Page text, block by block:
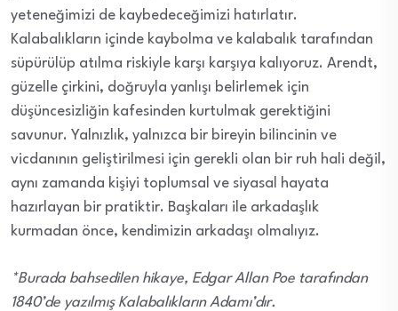
yeteneğimizi de kaybedeceğimizi hatırlatır.
Kalabalıkların içinde kaybolma ve kalabalık tarafından
süpürülüp atılma riskiyle karşı karşıya kalıyoruz. Arendt,
güzelle çirkini, doğruyla yanlışı belirlemek için
düşüncesizliğin kafesinden kurtulmak gerektiğini
savunur. Yalnızlık, yalnızca bir bireyin bilincinin ve
vicdanının geliştirilmesi için gerekli olan bir ruh hali değil,
aynı zamanda kişiyi toplumsal ve siyasal hayata
hazırlayan bir pratiktir. Başkaları ile arkadaşlık
kurmadan önce, kendimizin arkadaşı olmalıyız.
*Burada bahsedilen hikaye, Edgar Allan Poe tarafından
1840’de yazılmış Kalabalıkların Adamı’dır.